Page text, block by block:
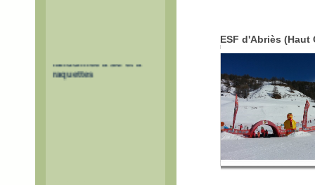
raquettes
ESF d'Abriès (Haut